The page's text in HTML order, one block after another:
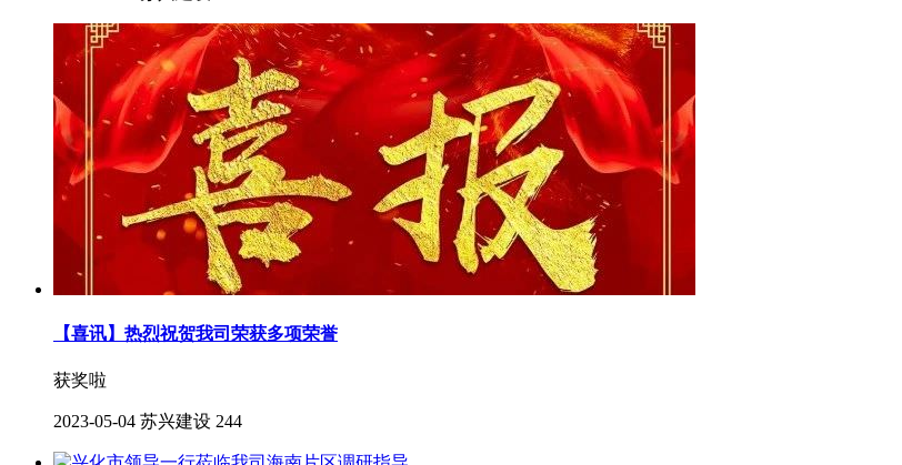
【喜讯】热烈祝贺我司荣获多项荣誉​
获奖啦
2023-05-04 苏兴建设 244